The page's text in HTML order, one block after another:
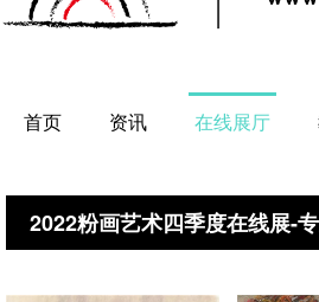
首页 资讯 在线展厅
2022粉画艺术四季度在线展-